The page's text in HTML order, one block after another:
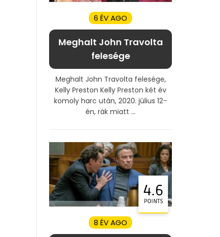
6 ÉV AGO
Meghalt John Travolta
felesége
Meghalt John Travolta felesége,
Kelly Preston Kelly Preston két év
komoly harc után, 2020. július 12-
én, rák miatt ...
4.6
POINTS
8 ÉV AGO